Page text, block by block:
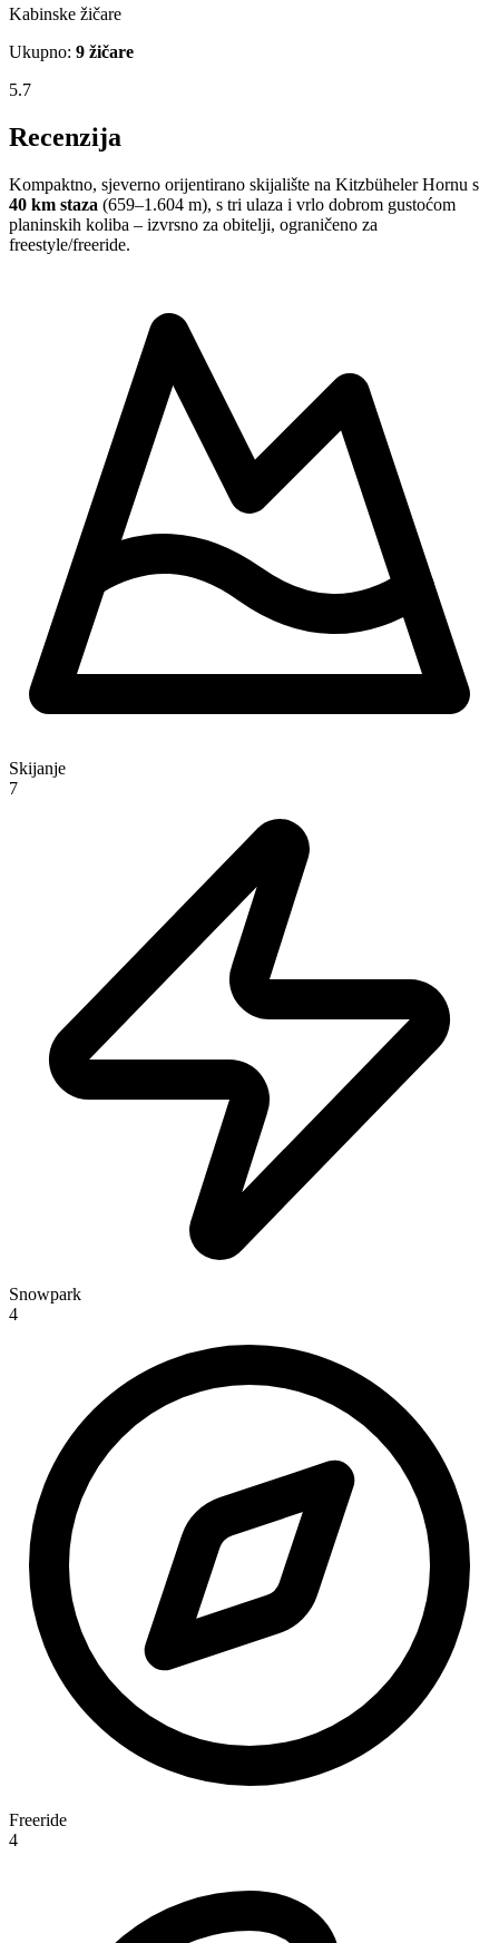
Kabinske žičare
Ukupno: 9 žičare
5.7
Recenzija
Kompaktno, sjeverno orijentirano skijalište na Kitzbüheler Hornu s
40 km staza (659–1.604 m), s tri ulaza i vrlo dobrom gustoćom
planinskih koliba – izvrsno za obitelji, ograničeno za
freestyle/freeride.
Skijanje
7
Snowpark
4
Freeride
4